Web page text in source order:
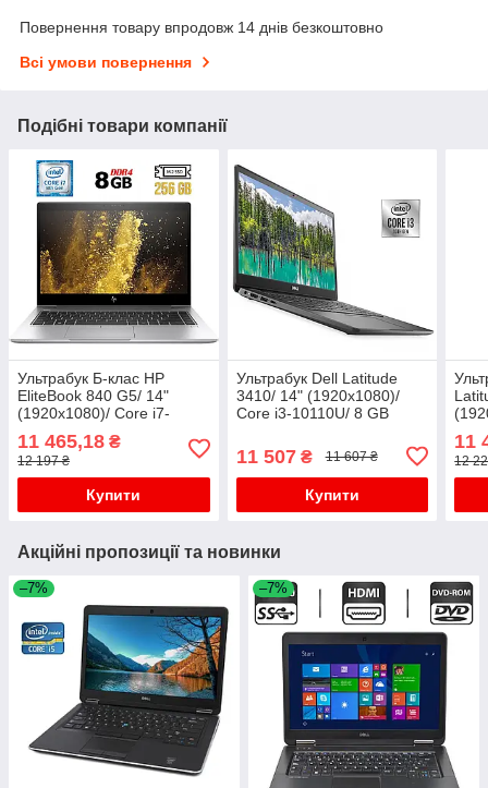
Повернення товару впродовж 14 днів безкоштовно
Всі умови повернення
Подібні товари компанії
Ультрабук Б-клас HP
EliteBook 840 G5/ 14"
(1920x1080)/ Core i7-
SSD/ UHD 620
11 465,18 ₴
12 197 ₴
Купити
Ультрабук Dell Latitude
3410/ 14" (1920x1080)/
Core i3-10110U/ 8 GB
11 507₴ 11 607 ₴
Купити
GB
11
12
Акційні пропозиції та новинки
–7% –7%